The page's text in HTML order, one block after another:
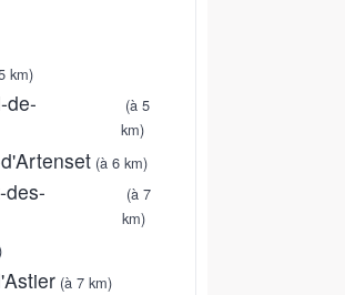
km)
de-
(à 5
km)
(à 6 km)
des-
(à 7
km)
(à 7 km)